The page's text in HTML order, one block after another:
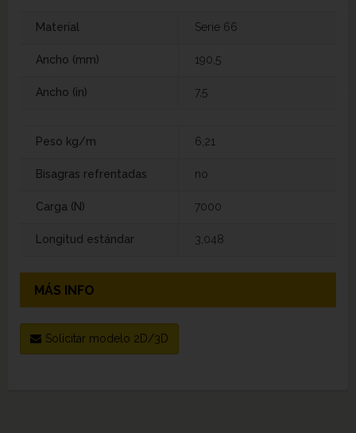
Material Serie 66
Ancho (mm) 190,5
Ancho (in) 7,5
Peso kg/m 6,21
Bisagras refrentadas no
Carga (N) 7000
Longitud estándar 3,048
MÁS INFO
Solicitar modelo 2D/3D